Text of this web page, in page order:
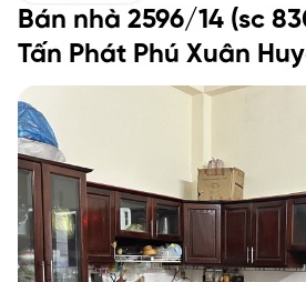
Bán nhà 2596/14 (sc
Tấn Phát Phú Xuân